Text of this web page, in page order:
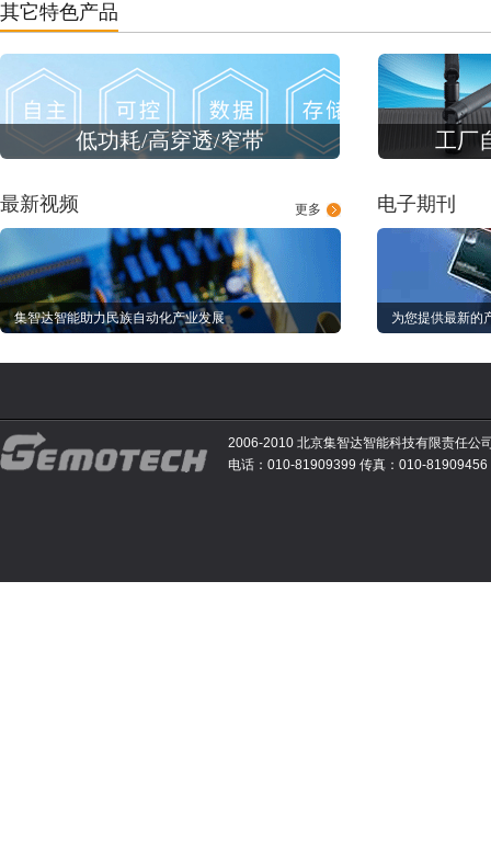
其它特色产品
低功耗/高穿透/窄带 工厂
更多
最新视频
集智达智能助力民族自动化产业发展
电子期刊
为您提供最新的
2006-2010 北京集智达智能科技有限责任公
电话：010-81909399 传真：010-